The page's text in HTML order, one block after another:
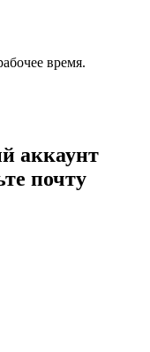
время.
аккаунт
почту